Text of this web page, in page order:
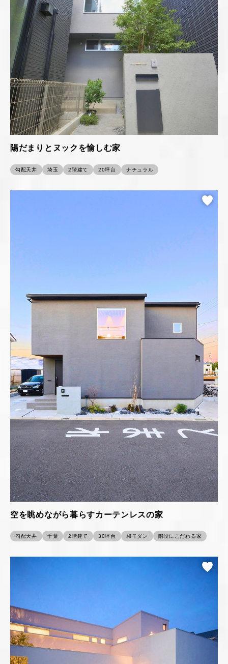
陽だまりとヌックを愉しむ家
勾配天井 埼玉 2階建て 20坪台 ナチュラル
空を眺めながら暮らすカーテンレスの家
勾配天井 千葉 2階建て 30坪台 和モダン 階段にこだわる家